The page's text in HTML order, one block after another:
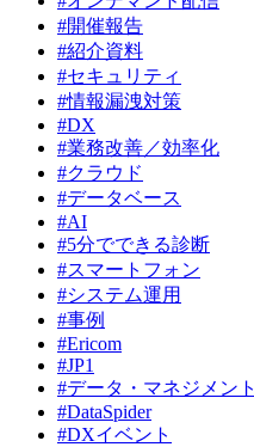
#開催報告
#紹介資料
#セキュリティ
#情報漏洩対策
#DX
#業務改善／効率化
#クラウド
#データベース
#AI
#5分でできる診断
#スマートフォン
#システム運用
#事例
#Ericom
#JP1
#データ・マネジメント
#DataSpider
#DXイベント